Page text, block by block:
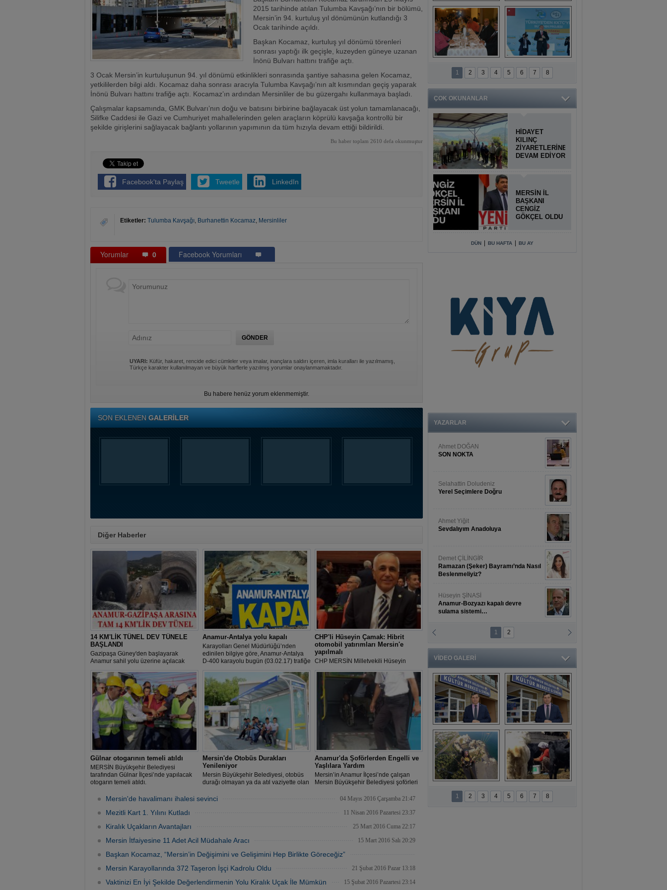
2015 tarihinde atılan Tulumba Kavşağı’nın bir bölümü,
Mersin’in 94. kurtuluş yıl dönümünün kutlandığı 3
Ocak tarihinde açıldı.
Başkan Kocamaz, kurtuluş yıl dönümü törenleri
sonrası yaptığı ilk geçişle, kuzeyden güneye uzanan
İnönü Bulvarı hattını trafiğe açtı.
3 Ocak Mersin’in kurtuluşunun 94. yıl dönümü etkinlikleri sonrasında şantiye sahasına gelen Kocamaz,
yetkililerden bilgi aldı. Kocamaz daha sonrası aracıyla Tulumba Kavşağı’nın alt kısmından geçiş yaparak
İnönü Bulvarı hattını trafiğe açtı. Kocamaz’ın ardından Mersinliler de bu güzergahı kullanmaya başladı.
Çalışmalar kapsamında, GMK Bulvarı’nın doğu ve batısını birbirine bağlayacak üst yolun tamamlanacağı,
Silifke Caddesi ile Gazi ve Cumhuriyet mahallelerinden gelen araçların köprülü kavşağa kontrollü bir
şekilde girişlerini sağlayacak bağlantı yollarının yapımının da tüm hızıyla devam ettiği bildirildi.
Bu haber toplam 2610 defa okunmuştur
Facebook'ta Paylaş Tweetle LinkedIn
Etiketler: Tulumba Kavşağı, Burhanettin Kocamaz, Mersinliler
Yorumlar 0 Facebook Yorumları
UYARI: Küfür, hakaret, rencide edici cümleler veya imalar, inançlara saldırı içeren, imla kuralları ile yazılmamış,
Türkçe karakter kullanılmayan ve büyük harflerle yazılmış yorumlar onaylanmamaktadır.
Bu habere henüz yorum eklenmemiştir.
SON EKLENEN GALERİLER
Diğer Haberler
14 KM'LİK TÜNEL DEV TÜNELE
BAŞLANDI
Gazipaşa Güney'den başlayarak
Anamur sahil yolu üzerine açılacak
Tüneli'nden sonra Türkiye'nin en uzun
ikinci tüneli olacak.
Anamur-Antalya yolu kapalı
Karayolları Genel Müdürlüğü’nden
edinilen bilgiye göre, Anamur-Antalya
D-400 karayolu bugün (03.02.17) trafiğe
CHP'li Hüseyin Çamak: Hibrit
otomobil yatırımları Mersin'e
yapılmalı
CHP MERSİN Milletvekili Hüseyin
yaygınlaşması gerektiğinin belirtirken,
hibrit yatırımlar için de Mersin'i önerdi.
Gülnar otogarının temeli atıldı
MERSİN Büyükşehir Belediyesi
tarafından Gülnar İlçesi’nde yapılacak
otogarın temeli atıldı.
Mersin'de Otobüs Durakları
Yenileniyor
Mersin Büyükşehir Belediyesi, otobüs
durağı olmayan ya da atıl vaziyette olan
modern otobüs durakları yapıyor.
Anamur'da Şoförlerden Engelli ve
Yaşlılara Yardım
Mersin’in Anamur İlçesi’nde çalışan
Mersin Büyükşehir Belediyesi şoförleri
inmeleri sırasında yardımcı oluyorlar.
Mersin'de havalimanı ihalesi sevinci 04 Mayıs 2016 Çarşamba 21:47
Mezitli Kart 1. Yılını Kutladı 11 Nisan 2016 Pazartesi 23:37
Kiralık Uçakların Avantajları 25 Mart 2016 Cuma 22:17
Mersin İtfaiyesine 11 Adet Acil Müdahale Aracı 15 Mart 2016 Salı 20:29
Başkan Kocamaz, “Mersin’in Değişimini ve Gelişimini Hep Birlikte Göreceğiz”
05 Mart 2016 Cumartesi 20:39
Mersin Karayollarında 372 Taşeron İşçi Kadrolu Oldu 21 Şubat 2016 Pazar 13:18
Vaktinizi En İyi Şekilde Değerlendirmenin Yolu Kiralık Uçak İle Mümkün 15 Şubat 2016 Pazartesi 23:14
Titiopolis Antik
Kenti tanıtımı
Doğan Cüceloğlu,
İstanbul’da Mersinli
hemşerileriyle
buluştu
Anamurlular
Buluşması
KKTC’ye Su Temin
Projesi açılışı
1 2 3 4 5 6 7 8
ÇOK OKUNANLAR
HİDAYET
KILINÇ
ZİYARETLERİNE
DEVAM EDİYOR
MERSİN İL
BAŞKANI
CENGİZ
GÖKÇEL OLDU
DÜN BU HAFTA BU AY
YAZARLAR
Ahmet DOĞAN
SON NOKTA
Selahattin Doludeniz
Yerel Seçimlere Doğru
Ahmet Yiğit
Sevdalıyım Anadoluya
Demet ÇİLİNGİR
Ramazan (Şeker) Bayramı’nda Nasıl
Beslenmeliyiz?
Hüseyin ŞİNASİ
Anamur-Bozyazı kapalı devre
sulama sistemi…
Bünyesinde Bahar Şöleni
1 2
VİDEO GALERİ
Başkan Türe'den
sansür açıklaması
Mahsun
Kırmızıgül’ün
filmine başkan
Mehmet Türe’den
sansür!
paraşütüne ilgi
artıyor
Hatice Gelin
belgeseli
1 2 3 4 5 6 7 8